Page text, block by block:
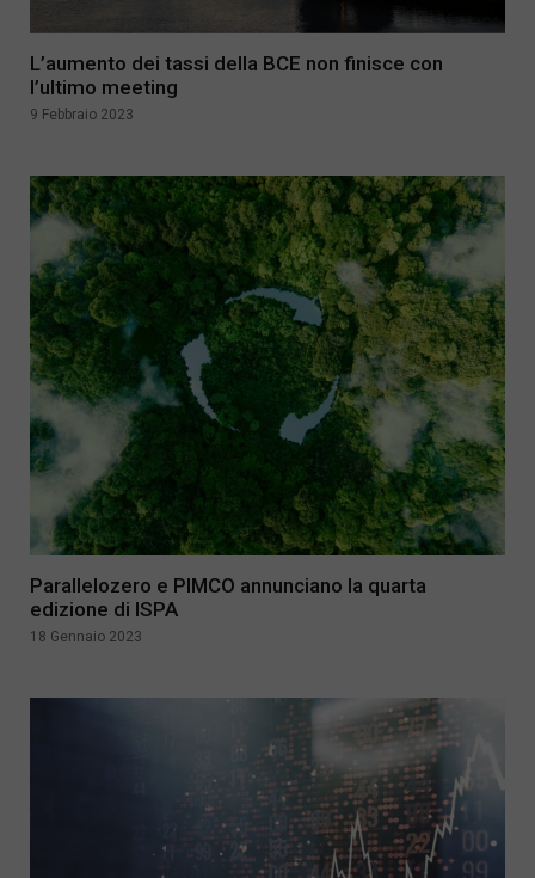
L’aumento dei tassi della BCE non finisce con
l’ultimo meeting
9 Febbraio 2023
Parallelozero e PIMCO annunciano la quarta
edizione di ISPA
18 Gennaio 2023